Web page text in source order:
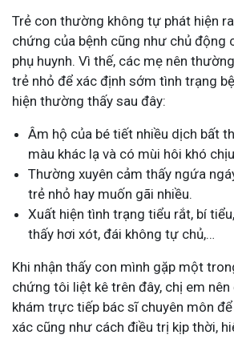
Trẻ con thường không tự phát hiện
chứng của bệnh cũng như chủ động
phụ huynh. Vì thế, các mẹ nên
trẻ nhỏ để xác định sớm tình trạng
hiện thường thấy sau đây:
Âm hộ của bé tiết nhiều dịch bất
màu khác lạ và có mùi hôi khó
Thường xuyên cảm thấy ngứa
trẻ nhỏ hay muốn gãi nhiều.
Xuất hiện tình trạng tiểu rắt, bí
thấy hơi xót, đái không tự chủ,…
Khi nhận thấy con mình gặp một
chứng tôi liệt kê trên đây, chị em
khám trực tiếp bác sĩ chuyên môn
xác cũng như cách điều trị kịp thời,